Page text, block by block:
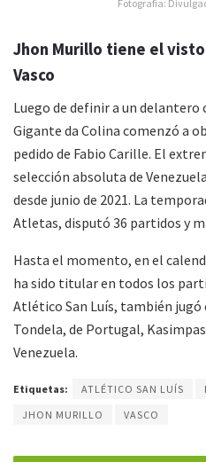
Fotografia:
Jhon Murillo tiene el
Vasco
Luego de definir a un delantero
Gigante da Colina comenzó a
pedido de Fabio Carille. El
selección absoluta de
desde junio de 2021. La
Atletas, disputó 36 partidos y
Hasta el momento, en el
ha sido titular en todos los
Atlético San Luís, también jugó
Tondela, de Portugal,
Venezuela.
Etiquetas: ATLÉTICO SAN LUÍS
JHON MURILLO
VASCO